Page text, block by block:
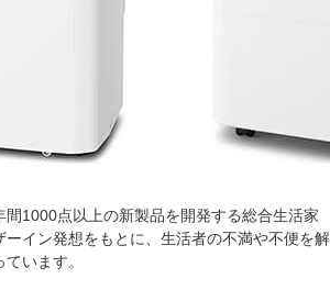
間1000点以上の新製品を開発する総合生活家
ーイン発想をもとに、生活者の不満や不便を解
います。